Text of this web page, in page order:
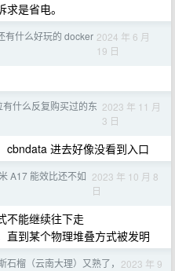
是省电。
有什么好玩的 docker 2024 年 6 月
19 日
有什么反复购买过的东 2023 年 11 月
3 日
cbndata 进去好像没看到入口
A17 能效比还不如 2023 年 10 月 8
日
不能继续往下走
直到某个物理堆叠方式被发明
石榴（云南大理）又熟了， 2023 年 9